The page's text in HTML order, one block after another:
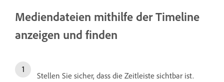
Mediendateien mithilfe der Timeline
anzeigen und finden
Stellen Sie sicher, dass die Zeitleiste sichtbar ist.